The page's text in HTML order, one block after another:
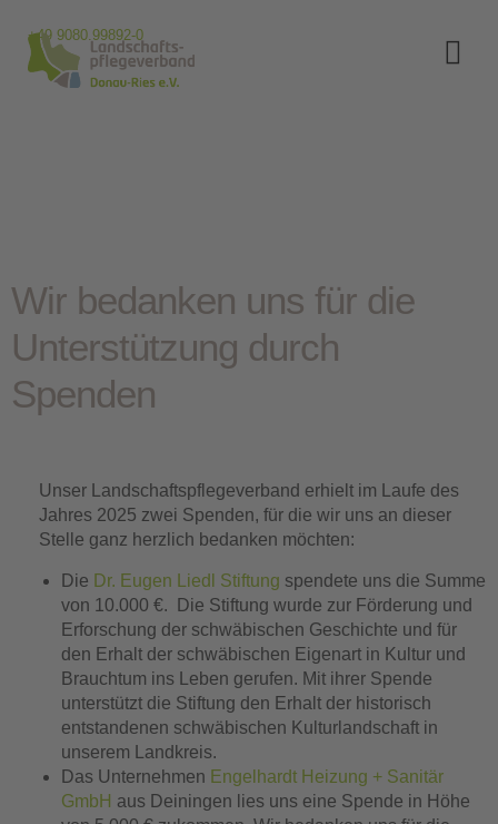
+49 9080.99892-0
Wir bedanken uns für die
Unterstützung durch
Spenden
Unser Landschaftspflegeverband erhielt im Laufe des
Jahres 2025 zwei Spenden, für die wir uns an dieser
Stelle ganz herzlich bedanken möchten:
Die Dr. Eugen Liedl Stiftung spendete uns die Summe
von 10.000 €. Die Stiftung wurde zur Förderung und
Erforschung der schwäbischen Geschichte und für
den Erhalt der schwäbischen Eigenart in Kultur und
Brauchtum ins Leben gerufen. Mit ihrer Spende
unterstützt die Stiftung den Erhalt der historisch
entstandenen schwäbischen Kulturlandschaft in
unserem Landkreis.
Das Unternehmen Engelhardt Heizung + Sanitär
GmbH aus Deiningen lies uns eine Spende in Höhe